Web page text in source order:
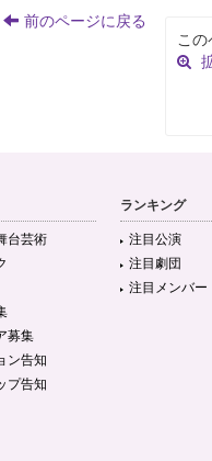
前のページに戻る
この
台芸術
募集
ン告知
プ告知
ランキング
注目公演
注目劇団
注目メンバー